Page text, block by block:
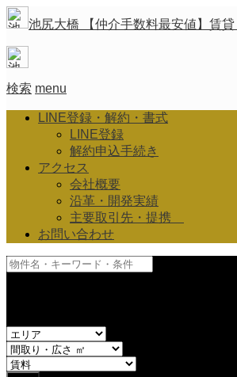
池尻大橋 【仲介手数料最安値】賃
検索 menu
LINE登録・解約・書式
LINE登録
解約申込手続き
アクセス
会社概要
沿革・開発実績
主要取引先・提携
お問い合わせ